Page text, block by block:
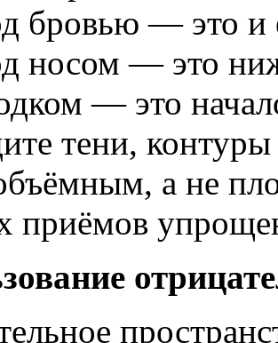
бровью — это и
носом — это
— это
тени,
а не
приёмов